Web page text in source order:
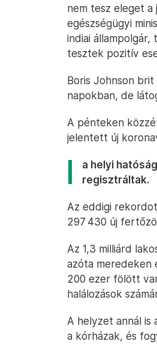
nem tesz eleget a
egészségügyi
indiai
tesztek pozitív
Boris Johnson
napokban, de
A pénteken
jelentett új
a helyi
regisztráltak.
Az eddigi
297 430 új
Az 1,3 milliárd
azóta meredeken
200 ezer fölött
halálozások
A helyzet annál
a kórházak, és